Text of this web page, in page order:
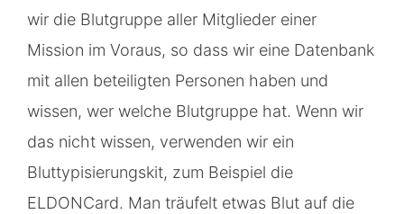
wir die Blutgruppe aller Mitglieder einer
Mission im Voraus, so dass wir eine Datenbank
mit allen beteiligten Personen haben und
wissen, wer welche Blutgruppe hat. Wenn wir
das nicht wissen, verwenden wir ein
Bluttypisierungskit, zum Beispiel die
ELDONCard. Man träufelt etwas Blut auf die